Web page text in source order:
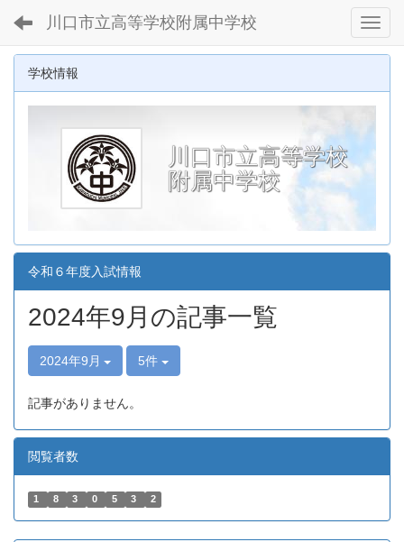
川口市立高等学校附属中学校
学校情報
川口市立高等学校
附属中学校
令和６年度入試情報
2024年9月の記事一覧
2024年9月 5件
記事がありません。
閲覧者数
1 8 3 0 5 3 2